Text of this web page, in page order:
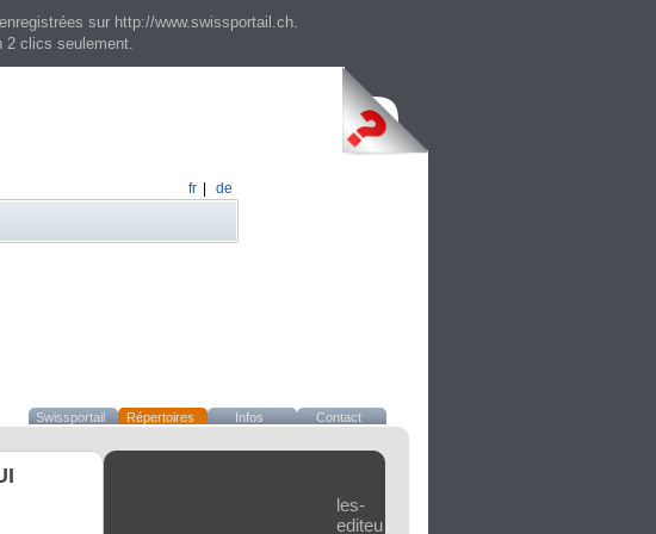
sur http://www.swissportail.ch.
2 clics seulement.
fr de
Swissportail Répertoires Infos Contact
les-
editeurs.ch